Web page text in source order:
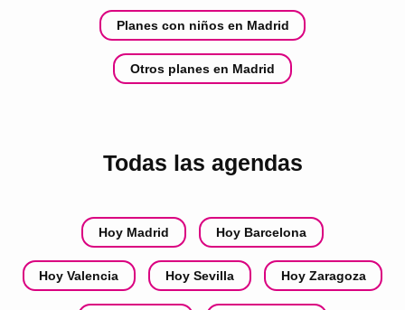
Planes con niños en Madrid
Otros planes en Madrid
Todas las agendas
Hoy Madrid Hoy Barcelona
Hoy Valencia Hoy Sevilla Hoy Zaragoza